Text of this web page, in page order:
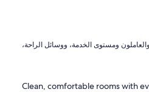
عناصر نالت الإعجاب: ⁦النظافة⁩، و⁦العاملون ومستوى الخدمة⁩، و⁦وسائل الراحة⁩،
Clean, comfortable rooms with